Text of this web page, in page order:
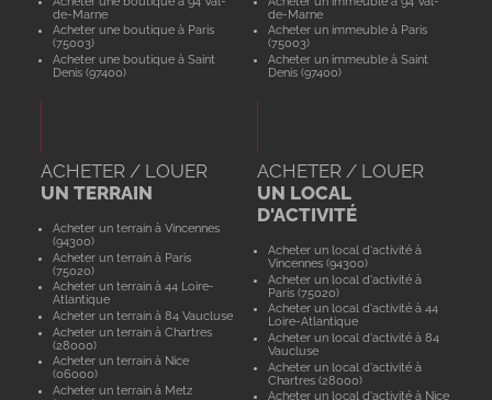
de-Marne
Acheter une boutique à Paris
(75003)
Acheter une boutique à Saint
Denis (97400)
de-Marne
Acheter un immeuble à Paris
(75003)
Acheter un immeuble à Saint
Denis (97400)
ACHETER / LOUER
UN TERRAIN
Acheter un terrain à Vincennes
(94300)
Acheter un terrain à Paris
(75020)
Acheter un terrain à 44 Loire-
Atlantique
Acheter un terrain à 84 Vaucluse
Acheter un terrain à Chartres
(28000)
Acheter un terrain à Nice
(06000)
Acheter un terrain à Metz
ACHETER / LOUER
UN LOCAL
D'ACTIVITÉ
Acheter un local d'activité à
Vincennes (94300)
Acheter un local d'activité à
Paris (75020)
Acheter un local d'activité à 44
Loire-Atlantique
Acheter un local d'activité à 84
Vaucluse
Acheter un local d'activité à
Chartres (28000)
Acheter un local d'activité à Nice